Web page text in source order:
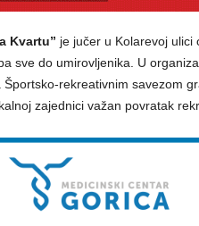
Kvartu” je jučer u Kolarevoj
sve do umirovljenika. U
Športsko-rekreativnim savezom
zajednici važan povratak